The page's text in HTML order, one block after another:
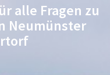
alle Fragen zu
Neumünster